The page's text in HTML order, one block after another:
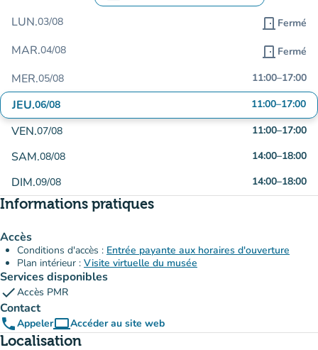
LUN.03/08 door_front Fermé
MAR.04/08 door_front Fermé
MER.05/08 11:00–17:00
JEU.06/08 11:00–17:00
VEN.07/08 11:00–17:00
SAM.08/08 14:00–18:00
DIM.09/08 14:00–18:00
Informations pratiques
Accès
Conditions d'accès : Entrée payante aux horaires d'ouverture
Plan intérieur : Visite virtuelle du musée
Services disponibles
checkAccès PMR
Contact
phoneAppelercomputerAccéder au site web
(nouvel onglet)
Localisation